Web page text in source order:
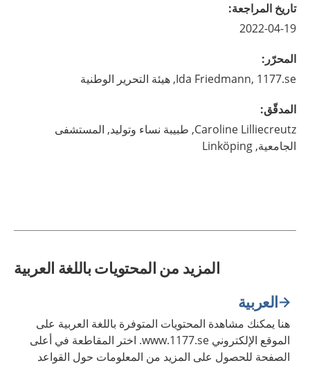
تاريخ المراجعة:
2022-04-19
المحرّر :
Ida Friedmann, 1177.se, هيئة التحرير الوطنية
المدقّق:
Caroline Lilliecreutz, طبيبة نساء وتوليد, المستشفى
الجامعية, Linköping
المزيد من المحتويات باللغة العربية
العربية
هنا يمكنك مشاهدة المحتويات المتوفرة باللغة العربية على
الموقع الإلكتروني www.1177.se. اختر المقاطعة في أعلى
الصفحة للحصول على المزيد من المعلومات حول القواعد